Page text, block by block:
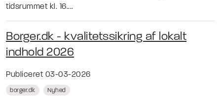
tidsrummet kl. 16....
Borger.dk - kvalitetssikring af lokalt
indhold 2026
Publiceret 03-03-2026
borger.dk Nyhed